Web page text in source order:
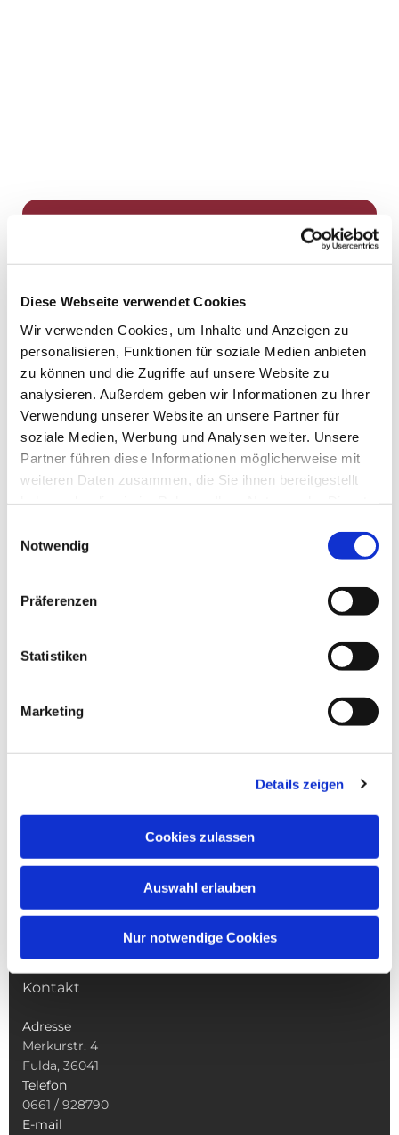
Diese Webseite verwendet Cookies
Wir verwenden Cookies, um Inhalte und Anzeigen zu
personalisieren, Funktionen für soziale Medien anbieten
zu können und die Zugriffe auf unsere Website zu
analysieren. Außerdem geben wir Informationen zu Ihrer
Verwendung unserer Website an unsere Partner für
soziale Medien, Werbung und Analysen weiter. Unsere
Partner führen diese Informationen möglicherweise mit
weiteren Daten zusammen, die Sie ihnen bereitgestellt
Notwendig
Präferenzen
Statistiken
Marketing
Details zeigen
Cookies zulassen
Auswahl erlauben
Nur notwendige Cookies
Dies könnte Sie auch
Gottesdienste
Veranstaltungen & Angebote
Kindertagesstätte St. Andreas
Kontakt
Adresse
Merkurstr. 4
Fulda, 36041
Telefon
0661 / 928790
E-mail